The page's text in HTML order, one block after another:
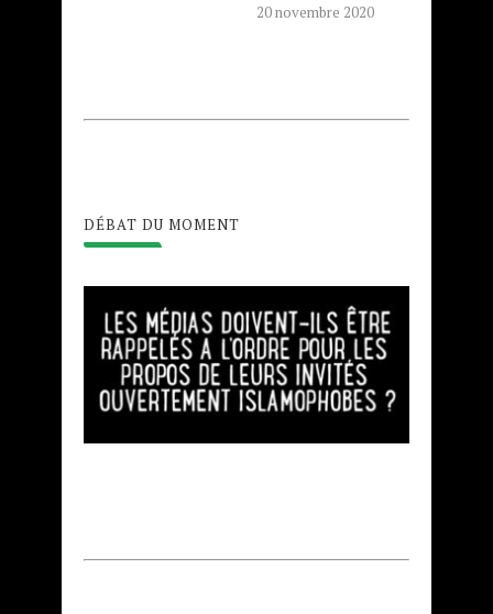
20 novembre 2020
DÉBAT DU MOMENT